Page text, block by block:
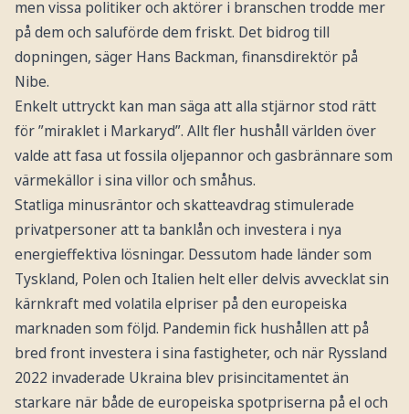
men vissa politiker och aktörer i branschen trodde mer
på dem och saluförde dem friskt. Det bidrog till
dopningen, säger Hans Backman, finansdirektör på
Nibe.
Enkelt uttryckt kan man säga att alla stjärnor stod rätt
för ”miraklet i Markaryd”. Allt fler hushåll världen över
valde att fasa ut fossila oljepannor och gasbrännare som
värmekällor i sina villor och småhus.
Statliga minusräntor och skatteavdrag stimulerade
privatpersoner att ta banklån och investera i nya
energieffektiva lösningar. Dessutom hade länder som
Tyskland, Polen och Italien helt eller delvis avvecklat sin
kärnkraft med volatila elpriser på den europeiska
marknaden som följd. Pandemin fick hushållen att på
bred front investera i sina fastigheter, och när Ryssland
2022 invaderade Ukraina blev prisincitamentet än
starkare när både de europeiska spotpriserna på el och